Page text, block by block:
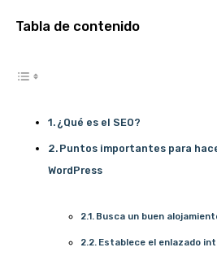
Tabla de contenido
¿Qué es el SEO?
Puntos importantes para
WordPress
Busca un buen
Establece el enlazado